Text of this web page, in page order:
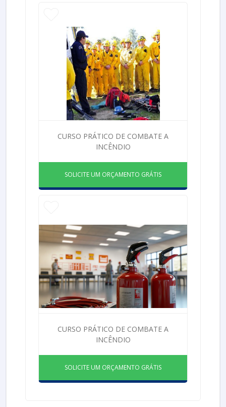
CURSO PRÁTICO DE COMBATE A
INCÊNDIO
SOLICITE UM ORÇAMENTO GRÁTIS
CURSO PRÁTICO DE COMBATE A
INCÊNDIO
SOLICITE UM ORÇAMENTO GRÁTIS